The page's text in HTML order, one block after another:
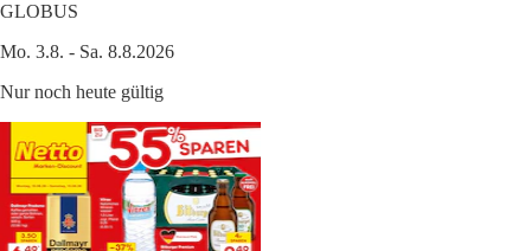
GLOBUS
Mo. 3.8. - Sa. 8.8.2026
Nur noch heute gültig